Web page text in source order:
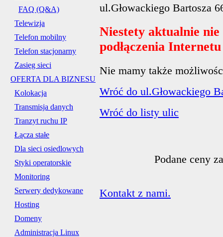
FAQ (Q&A)
Telewizja
Telefon mobilny
Telefon stacjonarny
Zasięg sieci
OFERTA DLA BIZNESU
Kolokacja
Transmisja danych
Tranzyt ruchu IP
Łącza stałe
Dla sieci osiedlowych
Styki operatorskie
Monitoring
Serwery dedykowane
Hosting
Domeny
Administracja Linux
ul.Głowackiego Bartosza
Niestety aktualnie
podłączenia
Nie mamy także
Wróć do ul.Głowackiego
Wróć do listy ulic
Podane ceny
Kontakt z nami.